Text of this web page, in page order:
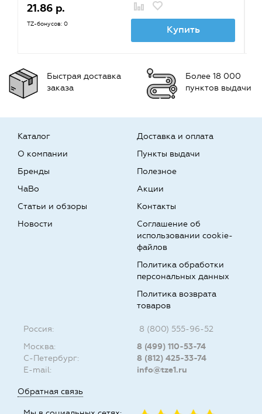
21.86 р.
TZ-бонусов: 0 Купить
Быстрая доставка
заказа
Более 18 000
пунктов выдачи
Каталог
О компании
Бренды
Доставка и оплата
Пункты выдачи
Полезное
ЧаВо
Статьи и обзоры
Новости
Акции
Контакты
Соглашение об
использовании cookie-
файлов
Политика обработки
персональных данных
Политика возврата
товаров
Россия:
8 (800) 555-96-52
Москва:
8 (499) 110-53-74
С-Петербург:
8 (812) 425-33-74
E-mail:
info@tze1.ru
Обратная связь